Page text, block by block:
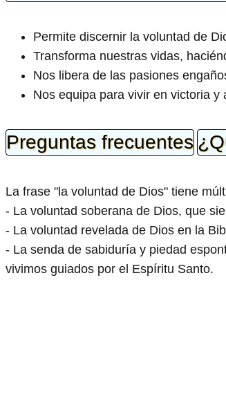
Permite discernir la voluntad de
Transforma nuestras vidas,
Nos libera de las pasiones
Nos equipa para vivir en victoria
Preguntas frecuentes
La frase "la voluntad de Dios" tiene
- La voluntad soberana de Dios, que
- La voluntad revelada de Dios en la
- La senda de sabiduría y piedad
vivimos guiados por el Espíritu Santo.